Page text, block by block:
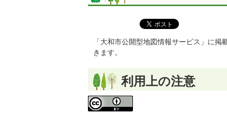
「大和市公開型地図情報サービス」に
きます。
利用上の注意